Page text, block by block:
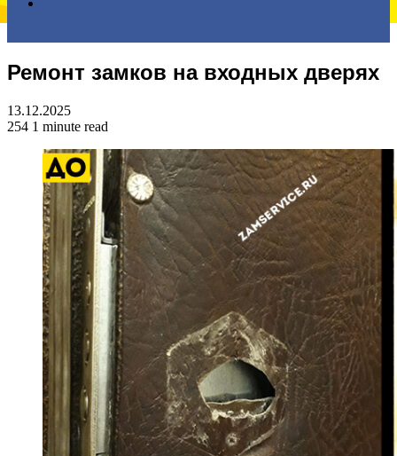
for
Ремонт замков на входных дверях
13.12.2025
254 1 minute read